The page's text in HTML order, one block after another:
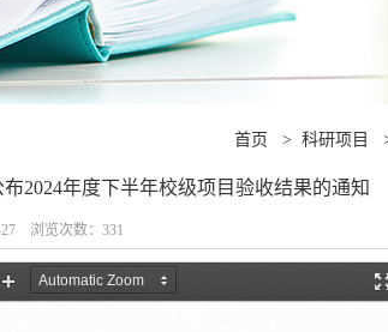
首页 > 科研项目
2024年度下半年校级项目验收结果的通知
浏览次数： 331